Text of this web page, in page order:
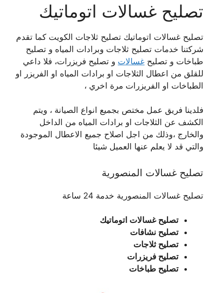
تصليح غسالات اتوماتيك
تصليح غسالات اتوماتيك تصليح ثلاجات الكويت كما تقدم
شركتنا خدمات تصليح ثلاجات وبرادات المياه و تصليح
طباخات و تصليح غسالات و تصليح فريزرات، فلا داعي
للقلق من اعطال الثلاجات او برادات المياه او الفريزر او
الطباخات او الفريزرات مرة اخري ،
فلدينا فريق عمل مختص بجميع انواع الصيانة ، ويتم
الكشف عن الثلاجات او برادات المياه من الداخل
والخارج ،وذلك من اجل اصلاح جميع الاعطال الموجودة
والتي قد لا يعلم عنها العميل شيئا
تصليح غسالات المنصورية
تصليح غسالات المنصورية خدمة 24 ساعة
تصليح غسالات اتوماتيك
تصليح نشافات
تصليح ثلاجات
تصليح فريزرات
تصليح طباخات